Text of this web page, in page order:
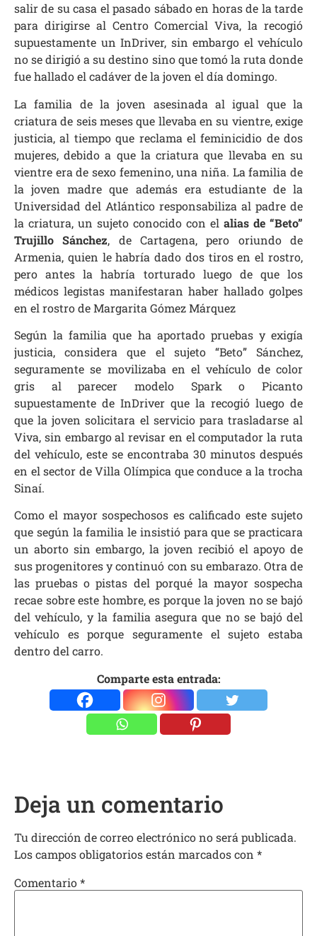
salir de su casa el pasado sábado en horas de la tarde
para dirigirse al Centro Comercial Viva, la recogió
supuestamente un InDriver, sin embargo el vehículo
no se dirigió a su destino sino que tomó la ruta donde
fue hallado el cadáver de la joven el día domingo.
La familia de la joven asesinada al igual que la
criatura de seis meses que llevaba en su vientre, exige
justicia, al tiempo que reclama el feminicidio de dos
mujeres, debido a que la criatura que llevaba en su
vientre era de sexo femenino, una niña. La familia de
la joven madre que además era estudiante de la
Universidad del Atlántico responsabiliza al padre de
la criatura, un sujeto conocido con el alias de “Beto”
Trujillo Sánchez, de Cartagena, pero oriundo de
Armenia, quien le habría dado dos tiros en el rostro,
pero antes la habría torturado luego de que los
médicos legistas manifestaran haber hallado golpes
en el rostro de Margarita Gómez Márquez
Según la familia que ha aportado pruebas y exigía
justicia, considera que el sujeto “Beto” Sánchez,
seguramente se movilizaba en el vehículo de color
gris al parecer modelo Spark o Picanto
supuestamente de InDriver que la recogió luego de
que la joven solicitara el servicio para trasladarse al
Viva, sin embargo al revisar en el computador la ruta
del vehículo, este se encontraba 30 minutos después
en el sector de Villa Olímpica que conduce a la trocha
Sinaí.
Como el mayor sospechosos es calificado este sujeto
que según la familia le insistió para que se practicara
un aborto sin embargo, la joven recibió el apoyo de
sus progenitores y continuó con su embarazo. Otra de
las pruebas o pistas del porqué la mayor sospecha
recae sobre este hombre, es porque la joven no se bajó
del vehículo, y la familia asegura que no se bajó del
vehículo es porque seguramente el sujeto estaba
dentro del carro.
Comparte esta entrada:
Deja un comentario
Tu dirección de correo electrónico no será publicada.
Los campos obligatorios están marcados con *
Comentario*